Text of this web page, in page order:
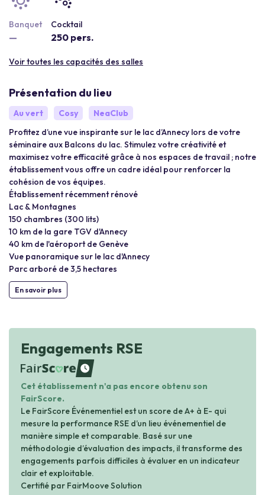
Banquet
—
Cocktail
250 pers.
Voir toutes les capacités des salles
Présentation du lieu
Au vert Cosy
NeaClub
Profitez d’une vue inspirante sur le lac d’Annecy lors de votre
séminaire aux Balcons du lac. Stimulez votre créativité et
maximisez votre efficacité grâce à nos espaces de travail ; notre
établissement vous offre un cadre idéal pour renforcer la
cohésion de vos équipes.
Établissement récemment rénové
Lac & Montagnes
150 chambres (300 lits)
10 km de la gare TGV d'Annecy
40 km de l'aéroport de Genève
Vue panoramique sur le lac d'Annecy
Parc arboré de 3,5 hectares
En savoir plus
Engagements RSE
waiting
Cet établissement n'a pas encore obtenu son
FairScore.
Le FairScore Événementiel est un score de A+ à E- qui
mesure la performance RSE d’un lieu événementiel de
manière simple et comparable. Basé sur une
méthodologie d’évaluation des impacts, il transforme des
engagements parfois difficiles à évaluer en un indicateur
clair et exploitable.
Certifié par FairMoove Solution